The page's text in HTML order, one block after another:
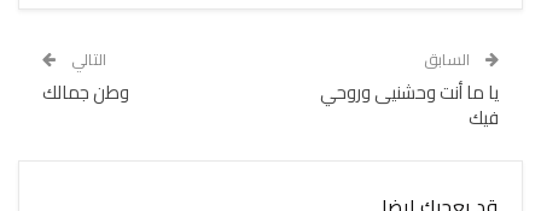
السابق
يا ما أنت وحشنيى وروحي
فيك
التالي
وطن جمالك